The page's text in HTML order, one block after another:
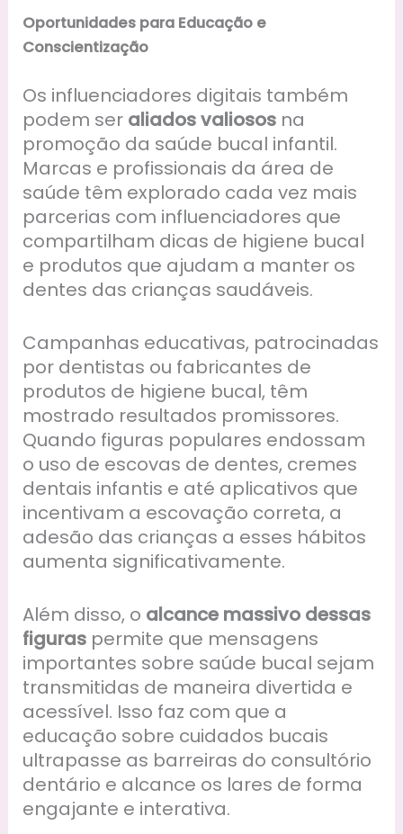
Oportunidades para Educação e
Conscientização
Os influenciadores digitais também
podem ser aliados valiosos na
promoção da saúde bucal infantil.
Marcas e profissionais da área de
saúde têm explorado cada vez mais
parcerias com influenciadores que
compartilham dicas de higiene bucal
e produtos que ajudam a manter os
dentes das crianças saudáveis.
Campanhas educativas, patrocinadas
por dentistas ou fabricantes de
produtos de higiene bucal, têm
mostrado resultados promissores.
Quando figuras populares endossam
o uso de escovas de dentes, cremes
dentais infantis e até aplicativos que
incentivam a escovação correta, a
adesão das crianças a esses hábitos
aumenta significativamente.
Além disso, o alcance massivo dessas
figuras permite que mensagens
importantes sobre saúde bucal sejam
transmitidas de maneira divertida e
acessível. Isso faz com que a
educação sobre cuidados bucais
ultrapasse as barreiras do consultório
dentário e alcance os lares de forma
engajante e interativa.